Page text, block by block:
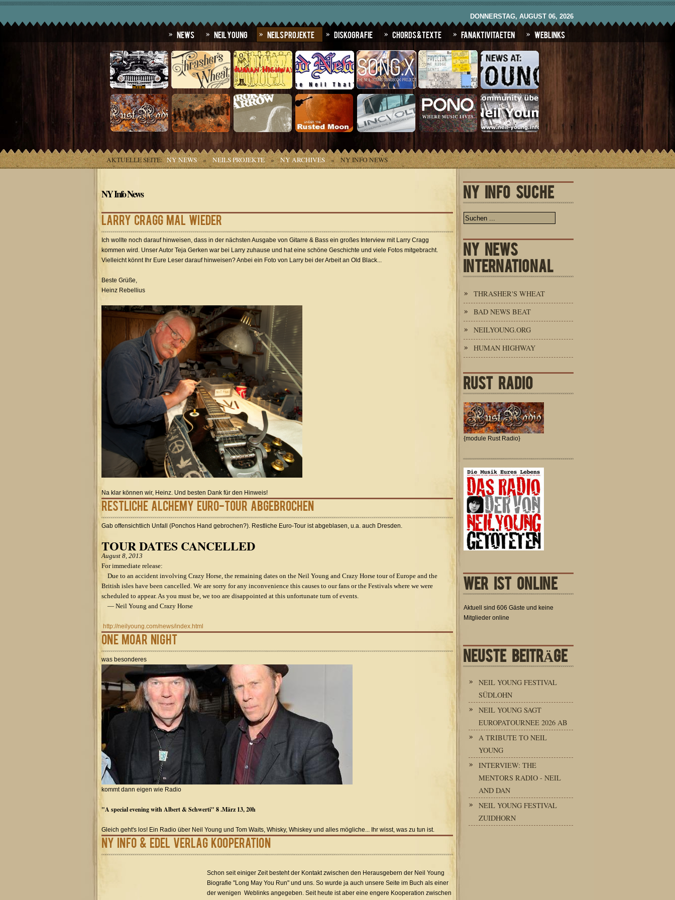
DONNERSTAG, AUGUST 06, 2026
News Neil Young Neils Projekte Diskografie Chords & Texte Fanaktivitaeten Weblinks
AKTUELLE SEITE: NY NEWS » NEILS PROJEKTE » NY ARCHIVES » NY INFO NEWS
NY Info News
Larry Cragg mal wieder
Ich wollte noch darauf hinweisen, dass in der nächsten Ausgabe von Gitarre & Bass ein großes Interview mit Larry Cragg
kommen wird. Unser Autor Teja Gerken war bei Larry zuhause und hat eine schöne Geschichte und viele Fotos mitgebracht.
Vielleicht könnt Ihr Eure Leser darauf hinweisen? Anbei ein Foto von Larry bei der Arbeit an Old Black...
Beste Grüße,
Heinz Rebellius
Na klar können wir, Heinz. Und besten Dank für den Hinweis!
restliche Alchemy Euro-Tour abgebrochen
Gab offensichtlich Unfall (Ponchos Hand gebrochen?). Restliche Euro-Tour ist abgeblasen, u.a. auch Dresden.
TOUR DATES CANCELLED
August 8, 2013
For immediate release:
Due to an accident involving Crazy Horse, the remaining dates on the Neil Young and Crazy Horse tour of Europe and the
British isles have been cancelled. We are sorry for any inconvenience this causes to our fans or the Festivals where we were
scheduled to appear. As you must be, we too are disappointed at this unfortunate turn of events.
— Neil Young and Crazy Horse
http://neilyoung.com/news/index.html
One Moar Night
was besonderes
kommt dann eigen wie Radio
"A special evening with Albert & Schwerti" 8 .März 13, 20h
Gleich geht's los! Ein Radio über Neil Young und Tom Waits, Whisky, Whiskey und alles mögliche... Ihr wisst, was zu tun ist.
NY Info & Edel Verlag Kooperation
Schon seit einiger Zeit besteht der Kontakt zwischen den Herausgebern der Neil Young
Biografie "Long May You Run" und uns. So wurde ja auch unsere Seite im Buch als einer
der wenigen Weblinks angegeben. Seit heute ist aber eine engere Kooperation zwischen
NY INFO SUCHE
NY NEWS
INTERNATIONAL
THRASHER'S WHEAT
BAD NEWS BEAT
NEILYOUNG.ORG
HUMAN HIGHWAY
RUST RADIO
{module Rust Radio}
WER IST ONLINE
Aktuell sind 606 Gäste und keine
Mitglieder online
NEUSTE BEITRÄGE
NEIL YOUNG FESTIVAL
SÜDLOHN
NEIL YOUNG SAGT
EUROPATOURNEE 2026 AB
A TRIBUTE TO NEIL
YOUNG
INTERVIEW: THE
MENTORS RADIO - NEIL
AND DAN
NEIL YOUNG FESTIVAL
ZUIDHORN